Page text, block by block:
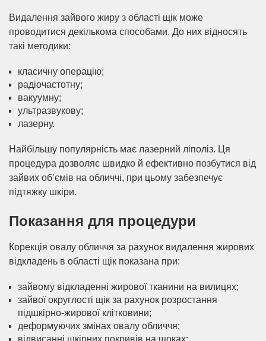
Видалення зайвого жиру з області щік може
проводитися декількома способами. До них відносять
такі методики:
класичну операцію;
радіочастотну;
вакуумну;
ультразвукову;
лазерну.
Найбільшу популярність має лазерний ліполіз. Ця
процедура дозволяє швидко й ефективно позбутися від
зайвих об’ємів на обличчі, при цьому забезпечує
підтяжку шкіри.
Показання для процедури
Корекція овалу обличчя за рахунок видалення жирових
відкладень в області щік показана при:
зайвому відкладенні жирової тканини на вилицях;
зайвої округлості щік за рахунок розростання
підшкірно-жирової клітковини;
деформуючих змінах овалу обличчя;
відвисанні шкірних покривів на щоках;